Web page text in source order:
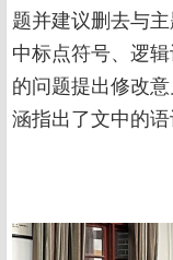
题并建议删去与
中标点符号、逻
的问题提出修改
涵指出了文中的语